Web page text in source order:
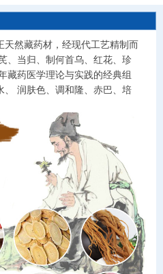
天然藏药材，经现代工艺精制而
、当归、制何首乌、红花、珍
藏药医学理论与实践的经典组
、 润肤色、调和隆、赤巴、培